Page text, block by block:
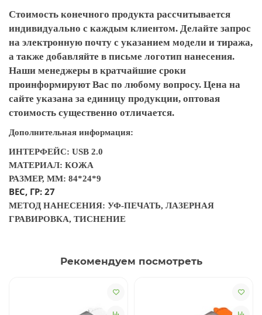
Стоимость конечного продукта рассчитывается
индивидуально с каждым клиентом. Делайте запрос
на электронную почту с указанием модели и тиража,
а также добавляйте в письме логотип нанесения.
Наши менеджеры в кратчайшие сроки
проинформируют Вас по любому вопросу. Цена на
сайте указана за единицу продукции, оптовая
стоимость существенно отличается.
Дополнительная информация:
ИНТЕРФЕЙС: USB 2.0
МАТЕРИАЛ: КОЖА
РАЗМЕР, ММ: 84*24*9
ВЕС, ГР: 27
МЕТОД НАНЕСЕНИЯ: УФ-ПЕЧАТЬ, ЛАЗЕРНАЯ
ГРАВИРОВКА, ТИСНЕНИЕ
Рекомендуем посмотреть